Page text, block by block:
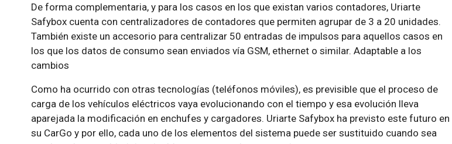
De forma complementaria, y para los casos en los que existan varios contadores, Uriarte
Safybox cuenta con centralizadores de contadores que permiten agrupar de 3 a 20 unidades.
También existe un accesorio para centralizar 50 entradas de impulsos para aquellos casos en
los que los datos de consumo sean enviados vía GSM, ethernet o similar. Adaptable a los
cambios
Como ha ocurrido con otras tecnologías (teléfonos móviles), es previsible que el proceso de
carga de los vehículos eléctricos vaya evolucionando con el tiempo y esa evolución lleva
aparejada la modificación en enchufes y cargadores. Uriarte Safybox ha previsto este futuro en
su CarGo y por ello, cada uno de los elementos del sistema puede ser sustituido cuando sea